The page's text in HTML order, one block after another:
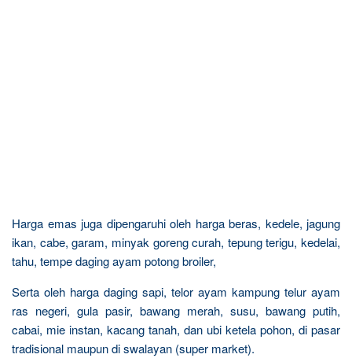
Harga emas juga dipengaruhi oleh harga beras, kedele, jagung
ikan, cabe, garam, minyak goreng curah, tepung terigu, kedelai,
tahu, tempe daging ayam potong broiler,
Serta oleh harga daging sapi, telor ayam kampung telur ayam
ras negeri, gula pasir, bawang merah, susu, bawang putih,
cabai, mie instan, kacang tanah, dan ubi ketela pohon, di pasar
tradisional maupun di swalayan (super market).